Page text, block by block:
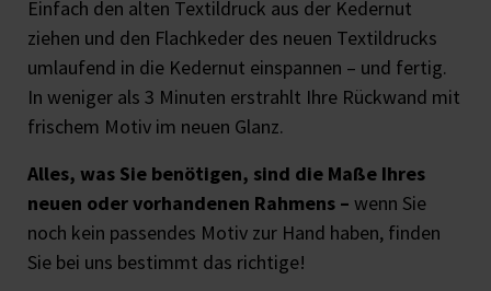
Einfach den alten Textildruck aus der Kedernut
ziehen und den Flachkeder des neuen Textildrucks
umlaufend in die Kedernut einspannen – und fertig.
In weniger als 3 Minuten erstrahlt Ihre Rückwand mit
frischem Motiv im neuen Glanz.
Alles, was Sie benötigen, sind die Maße Ihres
neuen oder vorhandenen Rahmens – wenn Sie
noch kein passendes Motiv zur Hand haben, finden
Sie bei uns bestimmt das richtige!